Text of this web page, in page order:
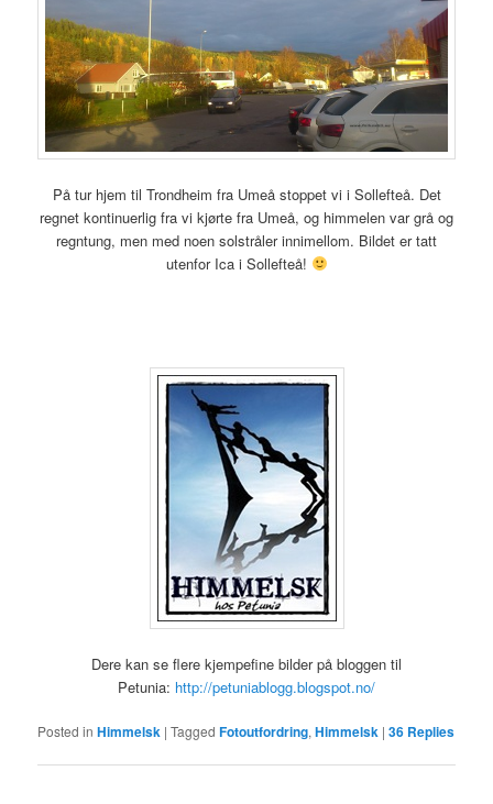
På tur hjem til Trondheim fra Umeå stoppet vi i Sollefteå. Det
regnet kontinuerlig fra vi kjørte fra Umeå, og himmelen var grå og
regntung, men med noen solstråler innimellom. Bildet er tatt
utenfor Ica i Sollefteå!
Dere kan se flere kjempefine bilder på bloggen til
Petunia: http://petuniablogg.blogspot.no/
Posted in Himmelsk |Tagged Fotoutfordring,Himmelsk |36 Replies